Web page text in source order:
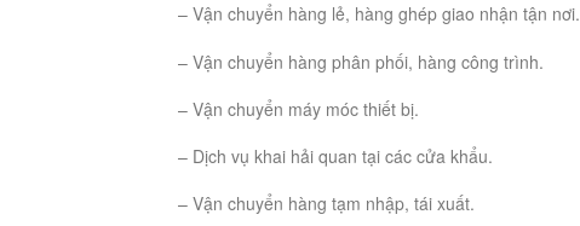
– Vận chuyển hàng lẻ, hàng ghép giao nhận tận nơi.
– Vận chuyển hàng phân phối, hàng công trình.
– Vận chuyển máy móc thiết bị.
– Dịch vụ khai hải quan tại các cửa khẩu.
– Vận chuyển hàng tạm nhập, tái xuất.